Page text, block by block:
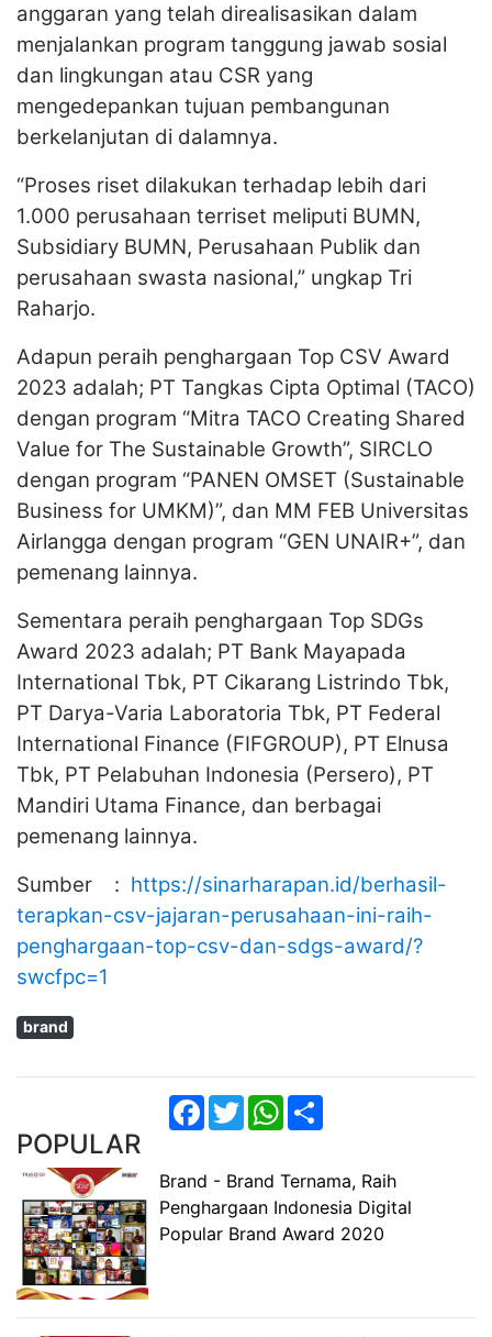
anggaran yang telah direalisasikan dalam
menjalankan program tanggung jawab sosial
dan lingkungan atau CSR yang
mengedepankan tujuan pembangunan
berkelanjutan di dalamnya.
“Proses riset dilakukan terhadap lebih dari
1.000 perusahaan terriset meliputi BUMN,
Subsidiary BUMN, Perusahaan Publik dan
perusahaan swasta nasional,” ungkap Tri
Raharjo.
Adapun peraih penghargaan Top CSV Award
2023 adalah; PT Tangkas Cipta Optimal (TACO)
dengan program “Mitra TACO Creating Shared
Value for The Sustainable Growth”, SIRCLO
dengan program “PANEN OMSET (Sustainable
Business for UMKM)”, dan MM FEB Universitas
Airlangga dengan program “GEN UNAIR+”, dan
pemenang lainnya.
Sementara peraih penghargaan Top SDGs
Award 2023 adalah; PT Bank Mayapada
International Tbk, PT Cikarang Listrindo Tbk,
PT Darya-Varia Laboratoria Tbk, PT Federal
International Finance (FIFGROUP), PT Elnusa
Tbk, PT Pelabuhan Indonesia (Persero), PT
Mandiri Utama Finance, dan berbagai
pemenang lainnya.
Sumber : https://sinarharapan.id/berhasil-
terapkan-csv-jajaran-perusahaan-ini-raih-
penghargaan-top-csv-dan-sdgs-award/?
swcfpc=1
brand
Facebook
TwitterWhatsApp
POPULAR
Brand - Brand Ternama, Raih
Penghargaan Indonesia Digital
Popular Brand Award 2020